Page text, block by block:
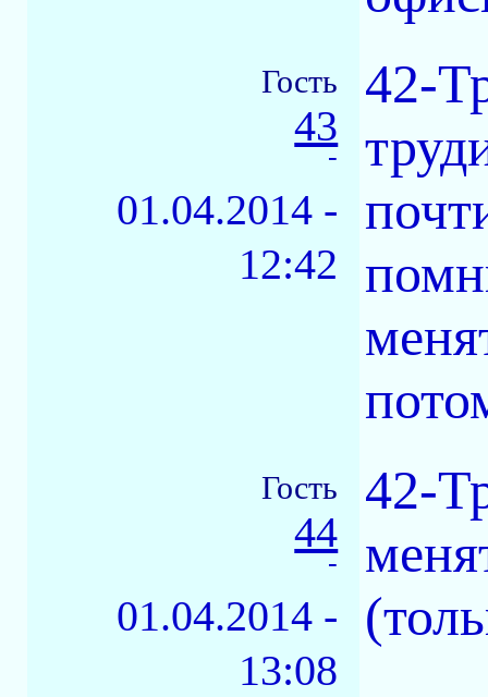
Гость
43
-
01.04.2014 -
12:42
42-
Гость
44
-
01.04.2014 -
13:08
42-